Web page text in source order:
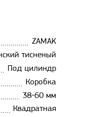
ZAMAK
тисненый
Под цилиндр
Коробка
38-60 мм
Квадратная